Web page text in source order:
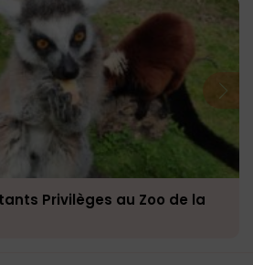
Privilèges au Zoo de la